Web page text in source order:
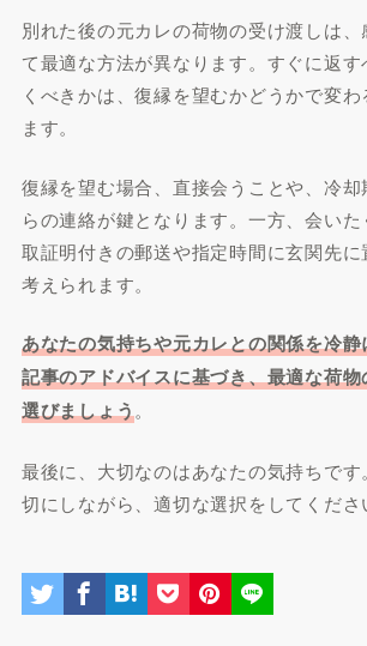
別れた後の元カレの荷物の受け渡しは
て最適な方法が異なります。すぐに返
くべきかは、復縁を望むかどうかで変
ます。
復縁を望む場合、直接会うことや、冷
らの連絡が鍵となります。一方、会い
取証明付きの郵送や指定時間に玄関先
考えられます。
あなたの気持ちや元カレとの関係を冷
記事のアドバイスに基づき、最適な荷
選びましょう。
最後に、大切なのはあなたの気持ちで
切にしながら、適切な選択をしてくださ